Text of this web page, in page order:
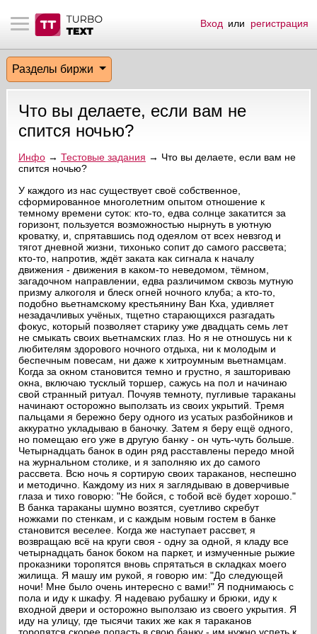
материалы
биржи
пользователи
эфир
на сайте
пользователей
сообщения
по форуму
Вход или регистрация
Разделы биржи
Что вы делаете, если вам не
спится ночью?
Инфо→ Тестовые задания → Что вы делаете, если вам не
спится ночью?
У каждого из нас существует своё собственное,
сформированное многолетним опытом отношение к
темному времени суток: кто-то, едва солнце закатится за
горизонт, пользуется возможностью нырнуть в уютную
кроватку, и, спрятавшись под одеялом от всех невзгод и
тягот дневной жизни, тихонько сопит до самого рассвета;
кто-то, напротив, ждёт заката как сигнала к началу
движения - движения в каком-то неведомом, тёмном,
загадочном направлении, едва различимом сквозь мутную
призму алкоголя и блеск огней ночного клуба; а кто-то,
подобно вьетнамскому крестьянину Ван Кха, удивляет
незадачливых учёных, тщетно старающихся разгадать
фокус, который позволяет старику уже двадцать семь лет
не смыкать своих вьетнамских глаз. Но я не отношусь ни к
любителям здорового ночного отдыха, ни к молодым и
беспечным повесам, ни даже к хитроумным вьетнамцам.
Когда за окном становится темно и грустно, я зашториваю
окна, включаю тусклый торшер, сажусь на пол и начинаю
свой странный ритуал. Почуяв темноту, пугливые тараканы
начинают осторожно выползать из своих укрытий. Тремя
пальцами я бережно беру одного из усатых разбойников и
аккуратно укладываю в баночку. Затем я беру ещё одного,
но помещаю его уже в другую банку - он чуть-чуть больше.
Четырнадцать банок в один ряд расставлены передо мной
на журнальном столике, и я заполняю их до самого
рассвета. Всю ночь я сортирую своих тараканов, неспешно
и методично. Каждому из них я заглядываю в доверчивые
глаза и тихо говорю: "Не бойся, с тобой всё будет хорошо."
В банка тараканы шумно возятся, суетливо скребут
ножками по стенкам, и с каждым новым гостем в банке
становится веселее. Когда же наступает рассвет, я
возвращаю всё на круги своя - одну за одной, я кладу все
четырнадцать банок боком на паркет, и измученные рыжие
проказники торопятся вновь спрятаться в складках моего
жилища. Я машу им рукой, я говорю им: "До следующей
ночи! Мне было очень интересно с вами!" Я поднимаюсь с
пола и иду к шкафу. Я надеваю рубашку и брюки, иду к
входной двери и осторожно выползаю из своего укрытия. Я
иду на улицу, где тысячи таких же как я тараканов